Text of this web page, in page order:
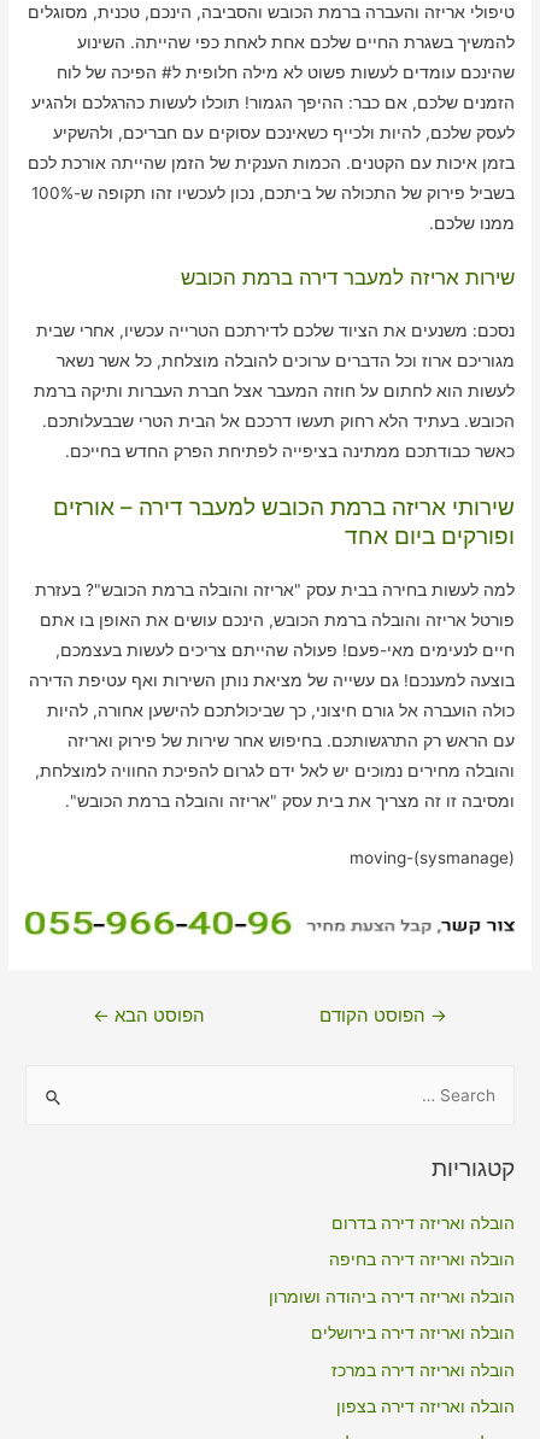
טיפולי אריזה והעברה ברמת הכובש והסביבה, הינכם, טכנית, מסוגלים
להמשיך בשגרת החיים שלכם אחת לאחת כפי שהייתה. השינוע
שהינכם עומדים לעשות פשוט לא מילה חלופית ל# הפיכה של לוח
הזמנים שלכם, אם כבר: ההיפך הגמור! תוכלו לעשות כהרגלכם ולהגיע
לעסק שלכם, להיות ולכייף כשאינכם עסוקים עם חבריכם, ולהשקיע
בזמן איכות עם הקטנים. הכמות הענקית של הזמן שהייתה אורכת לכם
בשביל פירוק של התכולה של ביתכם, נכון לעכשיו זהו תקופה ש-100%
ממנו שלכם.
שירות אריזה למעבר דירה ברמת הכובש
נסכם: משנעים את הציוד שלכם לדירתכם הטרייה עכשיו, אחרי שבית
מגוריכם ארוז וכל הדברים ערוכים להובלה מוצלחת, כל אשר נשאר
לעשות הוא לחתום על חוזה המעבר אצל חברת העברות ותיקה ברמת
הכובש. בעתיד הלא רחוק תעשו דרככם אל הבית הטרי שבבעלותכם.
כאשר כבודתכם ממתינה בציפייה לפתיחת הפרק החדש בחייכם.
שירותי אריזה ברמת הכובש למעבר דירה – אורזים
ופורקים ביום אחד
למה לעשות בחירה בבית עסק "אריזה והובלה ברמת הכובש"? בעזרת
פורטל אריזה והובלה ברמת הכובש, הינכם עושים את האופן בו אתם
חיים לנעימים מאי-פעם! פעולה שהייתם צריכים לעשות בעצמכם,
בוצעה למענכם! גם עשייה של מציאת נותן השירות ואף עטיפת הדירה
כולה הועברה אל גורם חיצוני, כך שביכולתכם להישען אחורה, להיות
עם הראש רק התרגשותכם. בחיפוש אחר שירות של פירוק ואריזה
והובלה מחירים נמוכים יש לאל ידם לגרום להפיכת החוויה למוצלחת,
ומסיבה זו זה מצריך את בית עסק "אריזה והובלה ברמת הכובש".
moving-(sysmanage)
ניווט→ הפוסט הקודם הפוסט הבא ←
r
o
r
:
קטגוריות
הובלה ואריזה דירה בדרום
הובלה ואריזה דירה בחיפה
הובלה ואריזה דירה ביהודה ושומרון
הובלה ואריזה דירה בירושלים
הובלה ואריזה דירה במרכז
הובלה ואריזה דירה בצפון